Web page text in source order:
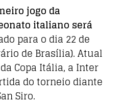
jogo da
italiano será
para o dia 22 de
de Brasília). Atual
Copa Itália, a Inter
do torneio diante
Siro.